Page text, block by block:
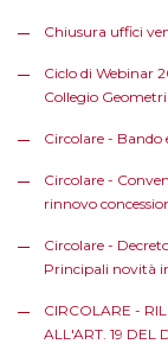
Chiusura uffici
Ciclo di Webinar
Collegio
Circolare - Bando
Circolare -
rinnovo
Circolare -
Principali novità
CIRCOLARE -
ALL'ART. 19 DEL